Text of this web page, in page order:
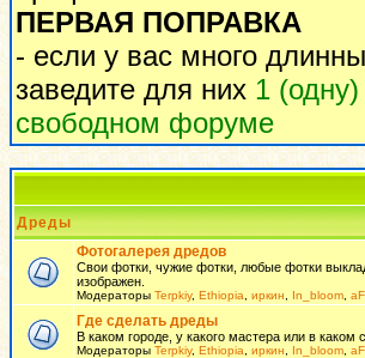
ПЕРВАЯ ПОПРАВКА
- если у вас много
заведите для них 1
свободном форуме
Дреды
Фотогалерея дредов
Свои фотки, чужие фотки, любые фотки
изображен.
Модераторы Terpkiy, Ethiopia иркин In_bloom
Где сделать дреды
В каком городе, у какого мастера или в каком
Модераторы Terpkiy, Ethiopia иркин In_bloom